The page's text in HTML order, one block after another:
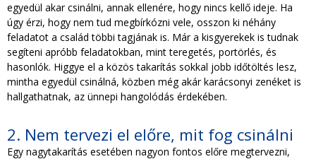
egyedül akar csinálni, annak ellenére, hogy nincs kellő ideje. Ha
úgy érzi, hogy nem tud megbírkózni vele, osszon ki néhány
feladatot a család többi tagjának is. Már a kisgyerekek is tudnak
segíteni apróbb feladatokban, mint teregetés, portörlés, és
hasonlók. Higgye el a közös takarítás sokkal jobb időtöltés lesz,
mintha egyedül csinálná, közben még akár karácsonyi zenéket is
hallgathatnak, az ünnepi hangolódás érdekében.
2. Nem tervezi el előre, mit fog csinálni
Egy nagytakarítás esetében nagyon fontos előre megtervezni,